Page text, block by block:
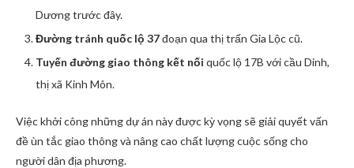
Dương trước đây.
Đường tránh quốc lộ 37đoạn qua thị trấn Gia Lộc cũ.
Tuyến đường giao thông kết nối quốc lộ 17B với cầu Dinh,
thị xã Kinh Môn.
Việc khởi công những dự án này được kỳ vọng sẽ giải quyết vấn
đề ùn tắc giao thông và nâng cao chất lượng cuộc sống cho
người dân địa phương.